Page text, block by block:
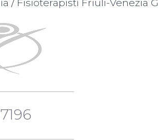
/ Fisioterapisti Friuli-Venezia